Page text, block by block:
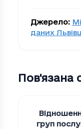
Джерело:
даних
Пов'язана
груп